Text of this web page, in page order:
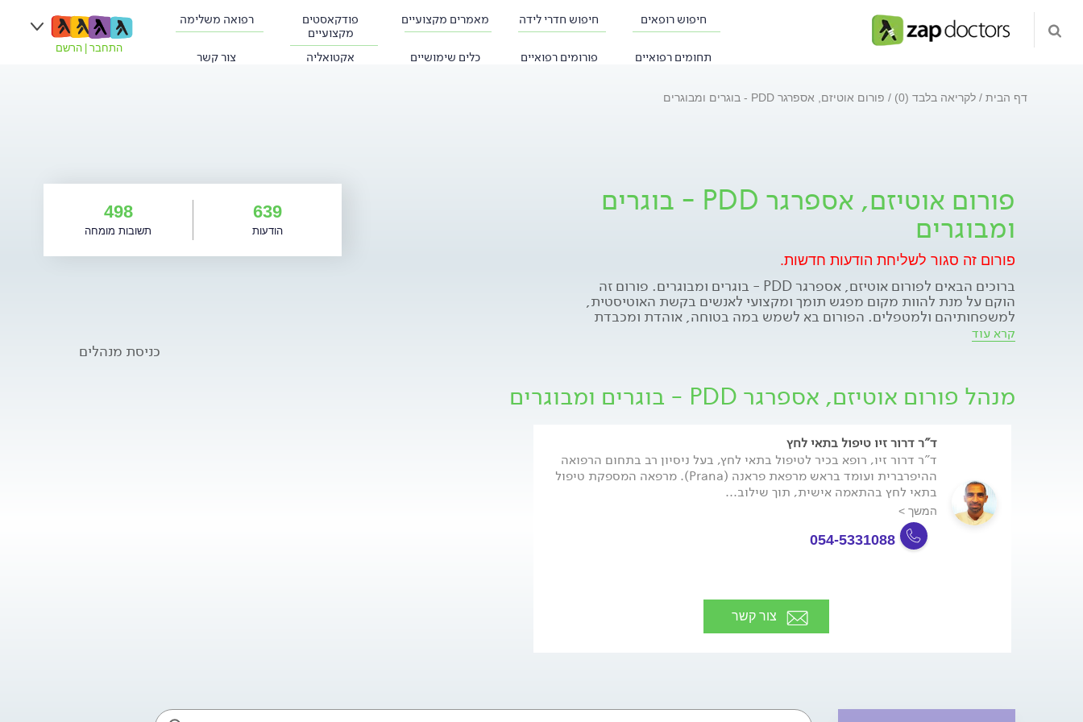
חיפוש רופאים חיפוש חדרי לידה מאמרים מקצועיים
פודקאסטים
מקצועיים
רפואה משלימה
תחומים רפואיים פורומים רפואיים כלים שימושיים אקטואליה צור קשר
התחבר הרשם
דף הבית לקריאה בלבד (0) פורום אוטיזם, אספרגר PDD - בוגרים ומבוגרים
פורום אוטיזם, אספרגר PDD - בוגרים
ומבוגרים
פורום זה סגור לשליחת הודעות חדשות.
ברוכים הבאים לפורום אוטיזם, אספרגר PDD - בוגרים ומבוגרים. פורום זה
הוקם על מנת להוות מקום מפגש תומך ומקצועי לאנשים בקשת האוטיסטית,
למשפחותיהם ולמטפלים. הפורום בא לשמש במה בטוחה, אוהדת ומכבדת
לשיתוף בחוויות, דעות, רגשות, לבטים וניסיון אישי של המשתתפים. הייעוץ
הניתן בפורום הינו בגדר מידע כללי והכוונה ראשונית בלבד ואינו מהווה
קרא עוד
639
הודעות
498
תשובות מומחה
כניסת מנהלים
מנהל פורום אוטיזם, אספרגר PDD - בוגרים ומבוגרים
ד"ר דרור זיו טיפול בתאי לחץ
ד"ר דרור זיו, רופא בכיר לטיפול בתאי לחץ, בעל ניסיון רב בתחום הרפואה
ההיפרברית ועומד בראש מרפאת פראנה (Prana). מרפאה המספקת טיפול
בתאי לחץ בהתאמה אישית, תוך שילוב...
המשך >
054-5331088
צור קשר